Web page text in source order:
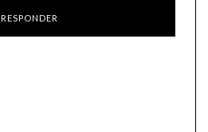
RESPONDER